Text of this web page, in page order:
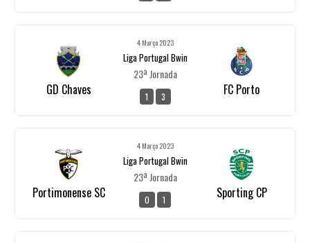
GD Chaves
4 Março 2023
Liga Portugal Bwin
23ª Jornada
1 3 FC Porto
Portimonense SC
4 Março 2023
Liga Portugal Bwin
23ª Jornada
0 1 Sporting CP